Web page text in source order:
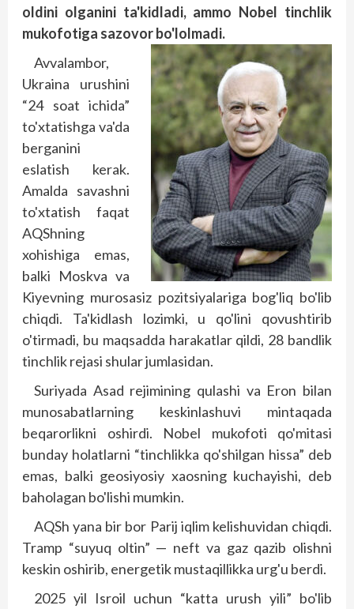
oldini olganini ta'kidladi, ammo Nobel tinchlik
mukofotiga sazovor bo'lolmadi.
Avvalambor,
Ukraina urushini
“24 soat ichida”
to'xtatishga va'da
berganini
eslatish kerak.
Amalda savashni
to'xtatish faqat
AQShning
xohishiga emas,
balki Moskva va
Kiyevning murosasiz pozitsiyalariga bog'liq bo'lib
chiqdi. Ta'kidlash lozimki, u qo'lini qovushtirib
o'tirmadi, bu maqsadda harakatlar qildi, 28 bandlik
tinchlik rejasi shular jumlasidan.
Suriyada Asad rejimining qulashi va Eron bilan
munosabatlarning keskinlashuvi mintaqada
beqarorlikni oshirdi. Nobel mukofoti qo'mitasi
bunday holatlarni “tinchlikka qo'shilgan hissa” deb
emas, balki geosiyosiy xaosning kuchayishi, deb
baholagan bo'lishi mumkin.
AQSh yana bir bor Parij iqlim kelishuvidan chiqdi.
Tramp “suyuq oltin” — neft va gaz qazib olishni
keskin oshirib, energetik mustaqillikka urg'u berdi.
2025 yil Isroil uchun “katta urush yili” bo'lib